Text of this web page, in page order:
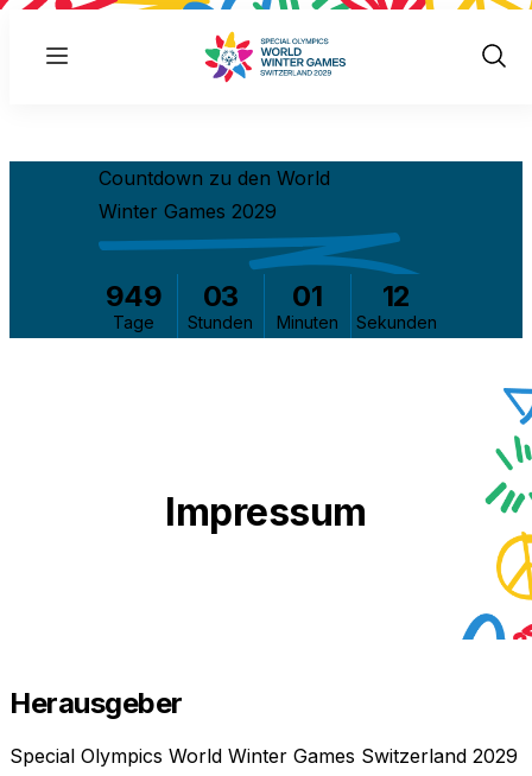
Menu
Show
Countdown zu den World
Winter Games 2029
949
Tage
03
Stunden
01
Minuten
12
Sekunden
Impressum
Herausgeber
Special Olympics World Winter Games Switzerland 2029